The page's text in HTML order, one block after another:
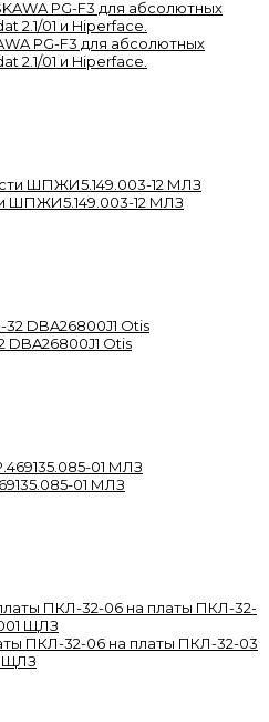
PG-F3 для абсолютных
2.1/01 и Hiperface.
ШПЖИ5.149.003-12 МЛЗ
DBA26800J1 Otis
01 МЛЗ
ПКЛ-32-06 на платы ПКЛ-32-03
ЩЛЗ